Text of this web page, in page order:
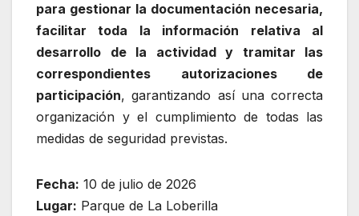
para gestionar la documentación necesaria,
facilitar toda la información relativa al
desarrollo de la actividad y tramitar las
correspondientes autorizaciones de
participación, garantizando así una correcta
organización y el cumplimiento de todas las
medidas de seguridad previstas.
Fecha: 10 de julio de 2026
Lugar: Parque de La Loberilla